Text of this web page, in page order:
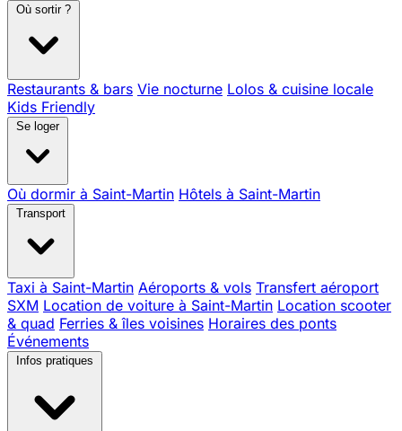
Où sortir ?
Restaurants & bars Vie nocturne Lolos & cuisine locale
Kids Friendly
Se loger
Où dormir à Saint-Martin Hôtels à Saint-Martin
Transport
Taxi à Saint-Martin Aéroports & vols Transfert aéroport
SXM Location de voiture à Saint-Martin Location scooter
& quad Ferries & îles voisines Horaires des ponts
Événements
Infos pratiques